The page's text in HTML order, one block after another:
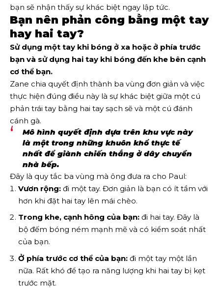
bạn sẽ nhận thấy sự khác biệt ngay lập tức.
Bạn nên phản công bằng một tay
hay hai tay?
Sử dụng một tay khi bóng ở xa hoặc ở phía trước
bạn và sử dụng hai tay khi bóng đến khe bên cạnh
cơ thể bạn.
Zane chia quyết định thành ba vùng đơn giản và việc
thực hiện đúng điều này là sự khác biệt giữa một cú
phản trái tay bằng hai tay sạch sẽ và một cú đánh
cánh gà.
Mô hình quyết định dựa trên khu vực này
là một trong những khuôn khổ thực tế
nhất để giành chiến thắng ở dây chuyền
nhà bếp.
Đây là quy tắc ba vùng mà ông đưa ra cho Paul:
Vươn rộng: đi một tay. Đơn giản là bạn có ít tầm với
hơn khi đặt hai tay lên mái chèo.
Trong khe, cạnh hông của bạn: đi hai tay. Đây là
bộ đếm bóng ném mạnh mẽ và có kiểm soát nhất
của bạn.
Ở phía trước cơ thể của bạn: đi một tay một lần
nữa. Rất khó để tạo ra năng lượng khi hai tay bị kẹt
trước mặt.